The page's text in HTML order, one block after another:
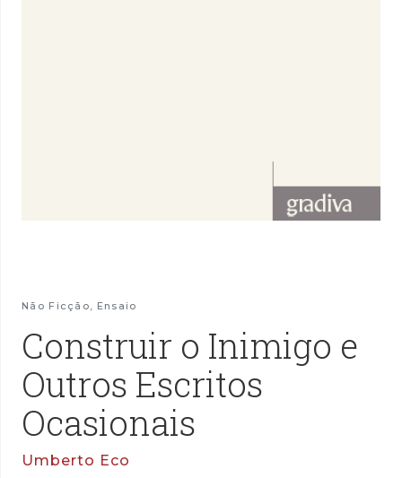
Não Ficção, Ensaio
Construir o Inimigo e
Outros Escritos
Ocasionais
Umberto Eco